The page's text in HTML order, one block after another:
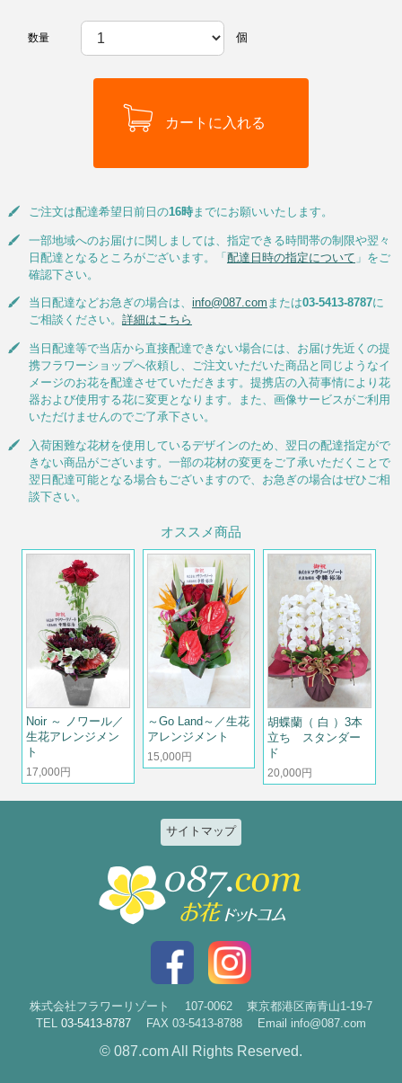
数量 個
ご注文は配達希望日前日の16時までにお願いいたします。
一部地域へのお届けに関しましては、指定できる時間帯の制限や翌々
日配達となるところがございます。「配達日時の指定について 」をご
確認下さい。
当日配達などお急ぎの場合は、 info@087.com または03-5413-8787に
ご相談ください。 詳細はこちら
当日配達等で当店から直接配達できない場合には、お届け先近くの提
携フラワーショップへ依頼し、ご注文いただいた商品と同じようなイ
メージのお花を配達させていただきます。提携店の入荷事情により花
器および使用する花に変更となります。また、画像サービスがご利用
いただけませんのでご了承下さい。
入荷困難な花材を使用しているデザインのため、翌日の配達指定がで
きない商品がございます。一部の花材の変更をご了承いただくことで
翌日配達可能となる場合もございますので、お急ぎの場合はぜひご相
談下さい。
オススメ商品
Noir ～ ノワール／
生花アレンジメン
ト
17,000円
～Go Land～／生花
アレンジメント
15,000円
胡蝶蘭（ 白 ）3本
立ち スタンダー
ド
20,000円
サイトマップ
特集
2026ひまわりと夏の花特集
お祝い花特集～開店・移転・就
花束
アレンジ
個人のお客様
結婚記念日
入社・退職
結婚
出産
新築・引越
お見舞い
株式会社フラワーリゾート 107-0062
東京都港区南青山1-19-7
TEL03-5413-8787 FAX 03-5413-8788 Email info@087.com
© 087.com All Rights Reserved.